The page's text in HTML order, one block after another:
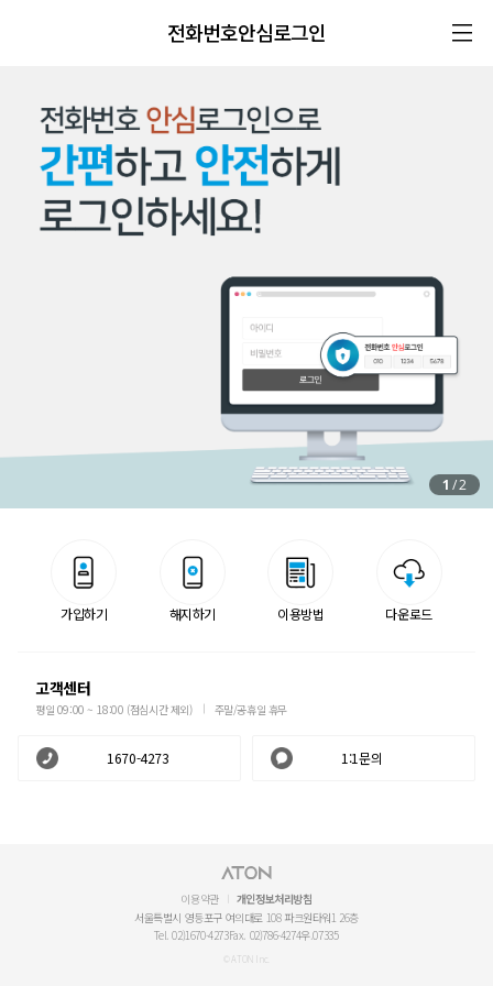
전화번호안심로그인
1 /2
가입하기 해지하기 이용방법 다운로드
고객센터
평일 09:00 ~ 18:00 (점심시간 제외) 주말/공휴일 휴무
1670-4273 1:1문의
이용약관
개인정보처리방침
서울특별시 영등포구 여의대로 108 파크원타워1 26층
Tel. 02)1670-4273Fax. 02)786-4274우.07335
© ATON Inc.